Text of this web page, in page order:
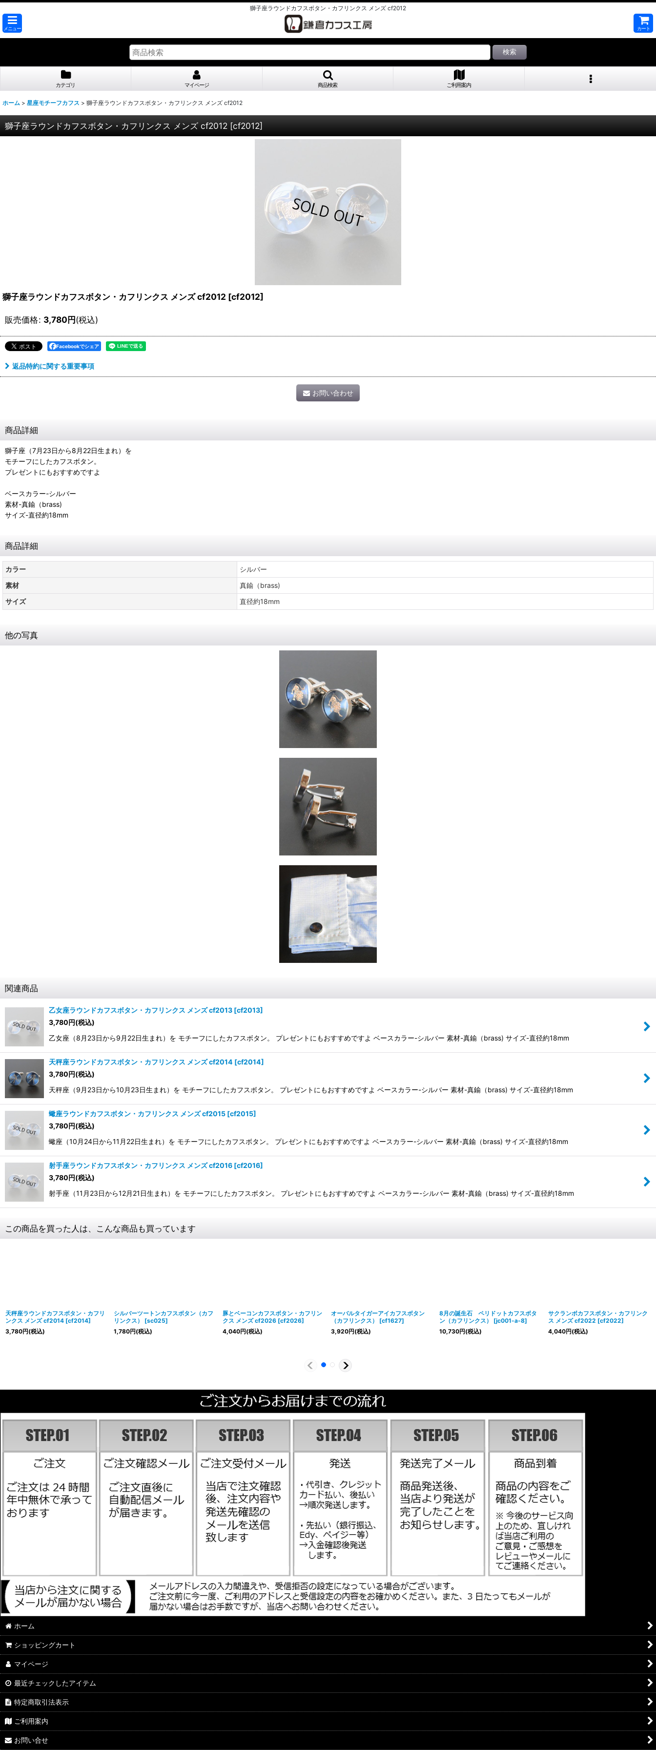
獅子座ラウンドカフスボタン・カフリンクス メンズ cf2012
メニュー カート
検索
カテゴリ マイページ 商品検索 ご利用案内
ホーム > 星座モチーフカフス > 獅子座ラウンドカフスボタン・カフリンクス メンズ cf2012
獅子座ラウンドカフスボタン・カフリンクス メンズ cf2012 [cf2012]
獅子座ラウンドカフスボタン・カフリンクス メンズ cf2012 [cf2012]
販売価格: 3,780円(税込)
Facebookでシェア
返品特約に関する重要事項
お問い合わせ
商品詳細
獅子座（7月23日から8月22日生まれ）を
モチーフにしたカフスボタン。
プレゼントにもおすすめですよ
ベースカラー-シルバー
素材-真鍮（brass)
サイズ-直径約18mm
商品詳細
カラー
シルバー
素材
真鍮（brass)
サイズ
直径約18mm
他の写真
関連商品
乙女座ラウンドカフスボタン・カフリンクス メンズ cf2013 [cf2013]
3,780円(税込)
乙女座（8月23日から9月22日生まれ）を モチーフにしたカフスボタン。 プレゼントにもおすすめですよ ベースカラー-シルバー 素材-真鍮（brass) サイズ-直径約18mm
天秤座ラウンドカフスボタン・カフリンクス メンズ cf2014 [cf2014]
3,780円(税込)
天秤座（9月23日から10月23日生まれ）を モチーフにしたカフスボタン。 プレゼントにもおすすめですよ ベースカラー-シルバー 素材-真鍮（brass) サイズ-直径約18mm
蠍座ラウンドカフスボタン・カフリンクス メンズ cf2015 [cf2015]
3,780円(税込)
蠍座（10月24日から11月22日生まれ）を モチーフにしたカフスボタン。 プレゼントにもおすすめですよ ベースカラー-シルバー 素材-真鍮（brass) サイズ-直径約18mm
射手座ラウンドカフスボタン・カフリンクス メンズ cf2016 [cf2016]
3,780円(税込)
射手座（11月23日から12月21日生まれ）を モチーフにしたカフスボタン。 プレゼントにもおすすめですよ ベースカラー-シルバー 素材-真鍮（brass) サイズ-直径約18mm
この商品を買った人は、こんな商品も買っています
天秤座ラウンドカフスボタン・カフリ
ンクス メンズ cf2014 [cf2014]
3,780円(税込)
シルバーツートンカフスボタン（カフ
リンクス）
[sc025]
1,780円(税込)
豚とベーコンカフスボタン・カフリン
クス メンズ cf2026 [cf2026]
4,040円(税込)
オーバルタイガーアイカフスボタン
（カフリンクス）
[cf1627]
3,920円(税込)
8月の誕生石 ペリドットカフスボタ
ン（カフリンクス）
[jc001-a-8]
10,730円(税込)
サクランボカフスボタン・カフリンク
ス メンズ cf2022 [cf2022]
4,040円(税込)
ホーム
ショッピングカート
マイページ
最近チェックしたアイテム
特定商取引法表示
ご利用案内
お問い合せ